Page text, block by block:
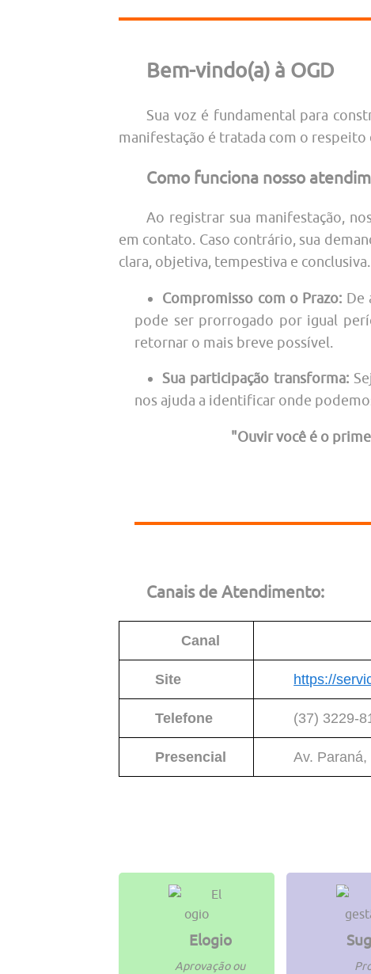
Bem-vindo(a) à OGD
Sua voz é fundamental para
manifestação é tratada com o respeito
Como funciona nosso
Ao registrar sua manifestação,
em contato. Caso contrário, sua
clara, objetiva, tempestiva e conclusiva.
Compromisso com o Prazo: De
pode ser prorrogado por igual
retornar o mais breve possível.
Sua participação transforma:
nos ajuda a identificar onde
"Ouvir você é o
Canais de Atendimento:
Canal
Site https://
Telefone (37) 3229-
Presencial Av.
Elogio
Aprovação ou